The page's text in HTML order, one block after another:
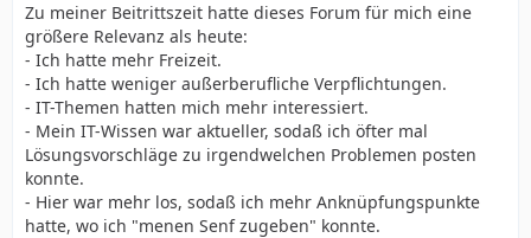
Zu meiner Beitrittszeit hatte dieses Forum für mich eine
größere Relevanz als heute:
- Ich hatte mehr Freizeit.
- Ich hatte weniger außerberufliche Verpflichtungen.
- IT-Themen hatten mich mehr interessiert.
- Mein IT-Wissen war aktueller, sodaß ich öfter mal
Lösungsvorschläge zu irgendwelchen Problemen posten
konnte.
- Hier war mehr los, sodaß ich mehr Anknüpfungspunkte
hatte, wo ich "menen Senf zugeben" konnte.